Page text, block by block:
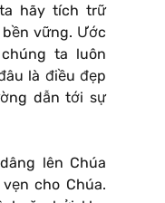
hãy tích trữ
vững. Ước
ta luôn
là điều đẹp
dẫn tới sự
lên Chúa
cho Chúa.